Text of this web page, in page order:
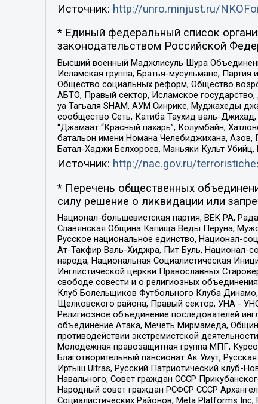
Источник: http://unro.minjust.ru/
* Единый федеральный список
законодательством Российской
Высший военный Маджлисуль Шура
Исламская группа, Братья-мусульмане,
Общество социальных реформ, Общество
АБТО, Правый сектор, Исламское
уа Тагьаля SHAM, АУМ Синрике, Муджахеды
сообщество Сеть, Катиба Таухид валь-
“Джамаат “Красный пахарь”, Колумбайн,
батальон имени Номана Челебиджихана,
Батал-Хаджи Белхороев, Маньяки Культ
Источник: http://nac.gov.ru/
* Перечень общественных
силу решение о ликвидации или
Национал-большевистская партия, ВЕК РА,
Славянская Община Капища Веды Перуна,
Русское национальное единство, Национал-
Ат-Такфир Валь-Хиджра, Пит Буль, Национал-
народа, Национальная Социалистическая
Инглистической церкви Православных
свободе совести и о религиозных
Клуб Болельщиков Футбольного Клуба
Щелковского района, Правый сектор, УНА -
Религиозное объединение последователей
объединение Атака, Мечеть Мирмамеда,
противодействии экстремистской
Молодежная правозащитная группа МПГ,
Благотворительный пансионат Ак Умут,
Иртыш Ultras, Русский Патриотический клуб-
Навального, Совет граждан СССР
Народный совет граждан РСФСР СССР
Социалистических Районов, Meta Platforms